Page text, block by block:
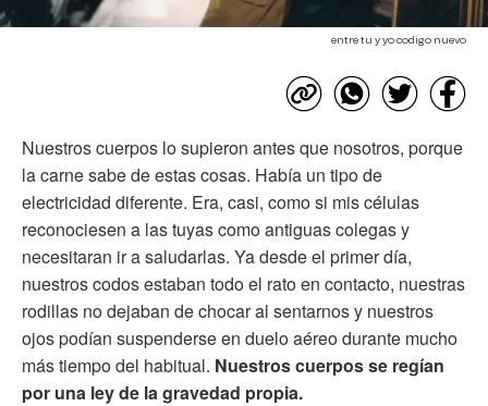
entre tu y yo codigo nuevo
Nuestros cuerpos lo supieron antes que nosotros, porque
la carne sabe de estas cosas. Había un tipo de
electricidad diferente. Era, casi, como si mis células
reconociesen a las tuyas como antiguas colegas y
necesitaran ir a saludarlas. Ya desde el primer día,
nuestros codos estaban todo el rato en contacto, nuestras
rodillas no dejaban de chocar al sentarnos y nuestros
ojos podían suspenderse en duelo aéreo durante mucho
más tiempo del habitual. Nuestros cuerpos se regían
por una ley de la gravedad propia.